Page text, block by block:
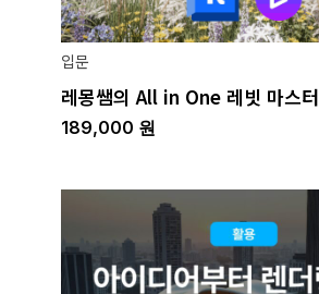
입문
레몽쌤의 All in One 레빗 마스터
189,000 원